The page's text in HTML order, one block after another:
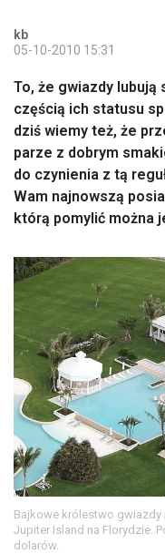
kb
05-10-2010 15:31
To, że gwiazdy
częścią ich statusu
dziś wiemy też, że
parze z dobrym
do czynienia z tą
Wam najnowszą
którą pomylić można
Bajkowe królestwo gwiazdy
Jupiter Island na Florydzie.
dolarów.